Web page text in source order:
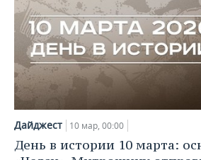
Дайджест 10 мар, 00:00
День в истории 10 марта: